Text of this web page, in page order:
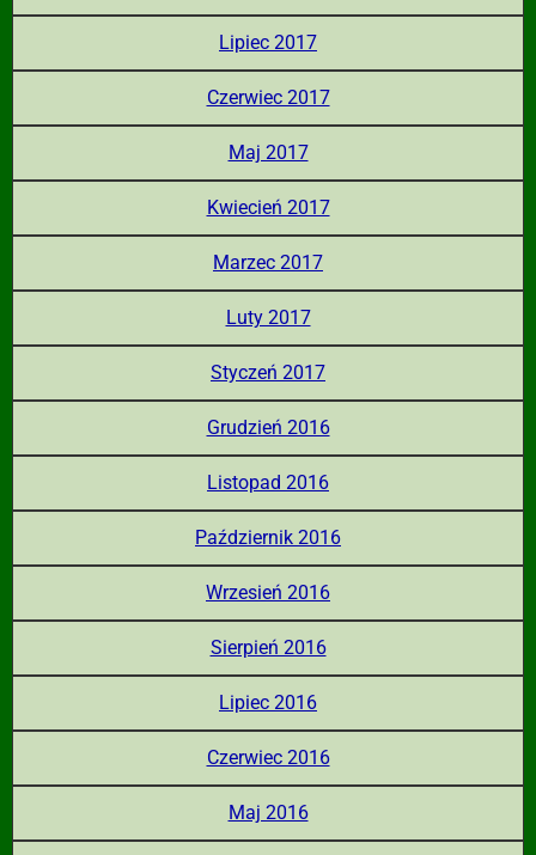
Lipiec 2017
Czerwiec 2017
Maj 2017
Kwiecień 2017
Marzec 2017
Luty 2017
Styczeń 2017
Grudzień 2016
Listopad 2016
Październik 2016
Wrzesień 2016
Sierpień 2016
Lipiec 2016
Czerwiec 2016
Maj 2016